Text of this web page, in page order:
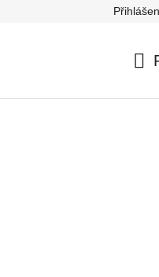
Podmínky ochrany osobních